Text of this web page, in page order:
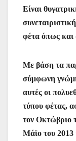
Είναι
φέτα όπως
Με βάση τα
σύμφωνη
αυτές οι
τύπου φέτας,
τον Οκτώβριο
Μάϊο του 2013